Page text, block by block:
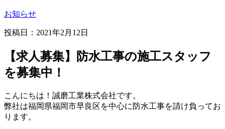
お知らせ
投稿日： 2021年2月12日
【求人募集】防水工事の施工スタッフ
を募集中！
こんにちは！誠磨工業株式会社です。
弊社は福岡県福岡市早良区を中心に防水工事を請け負ってお
ります。